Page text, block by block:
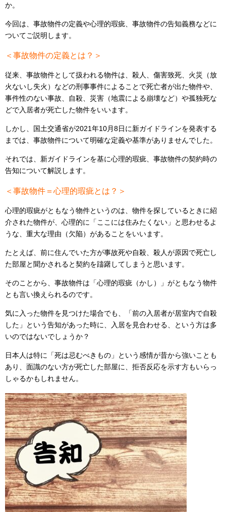
か。
今回は、事故物件の定義や心理的瑕疵、事故物件の告知義務などに
ついてご説明します。
＜事故物件の定義とは？＞
従来、事故物件として扱われる物件は、殺人、傷害致死、火災（放
火ないし失火）などの刑事事件によることで死亡者が出た物件や、
事件性のない事故、自殺、災害（地震による崩壊など）や孤独死な
どで入居者が死亡した物件をいいます。
しかし、国土交通省が2021年10月8日に新ガイドラインを発表する
までは、事故物件について明確な定義や基準がありませんでした。
それでは、新ガイドラインを基に心理的瑕疵、事故物件の契約時の
告知について解説します。
＜事故物件＝心理的瑕疵とは？＞
心理的瑕疵がともなう物件というのは、物件を探しているときに紹
介された物件が、心理的に「ここには住みたくない」と思わせるよ
うな、重大な理由（欠陥）があることをいいます。
たとえば、前に住んでいた方が事故死や自殺、殺人が原因で死亡し
た部屋と聞かされると契約を躊躇してしまうと思います。
そのことから、事故物件は「心理的瑕疵（かし）」がともなう物件
とも言い換えられるのです。
気に入った物件を見つけた場合でも、「前の入居者が居室内で自殺
した」という告知があった時に、入居を見合わせる、という方は多
いのではないでしょうか？
日本人は特に「死は忌むべきもの」という感情が昔から強いことも
あり、面識のない方が死亡した部屋に、拒否反応を示す方もいらっ
しゃるかもしれません。